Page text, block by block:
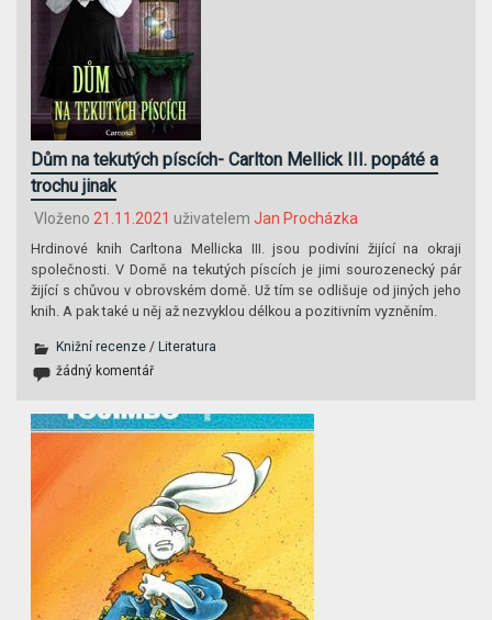
Dům na tekutých píscích- Carlton Mellick III. popáté a
trochu jinak
Vloženo 21.11.2021 uživatelem Jan Procházka
Hrdinové knih Carltona Mellicka III. jsou podivíni žijící na okraji
společnosti. V Domě na tekutých píscích je jimi sourozenecký pár
žijící s chůvou v obrovském domě. Už tím se odlišuje od jiných jeho
knih. A pak také u něj až nezvyklou délkou a pozitivním vyzněním.
Knižní recenze /Literatura
žádný komentář